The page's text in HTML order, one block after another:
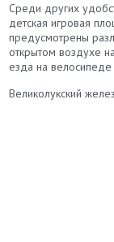
Среди других
детская игровая
предусмотрены
открытом воздухе
езда на
Великолукский